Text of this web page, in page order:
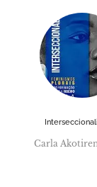
Carla